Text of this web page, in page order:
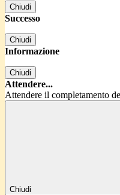
Chiudi
Successo
Chiudi
Informazione
Chiudi
Attendere...
Attendere il completamento
Chiudi